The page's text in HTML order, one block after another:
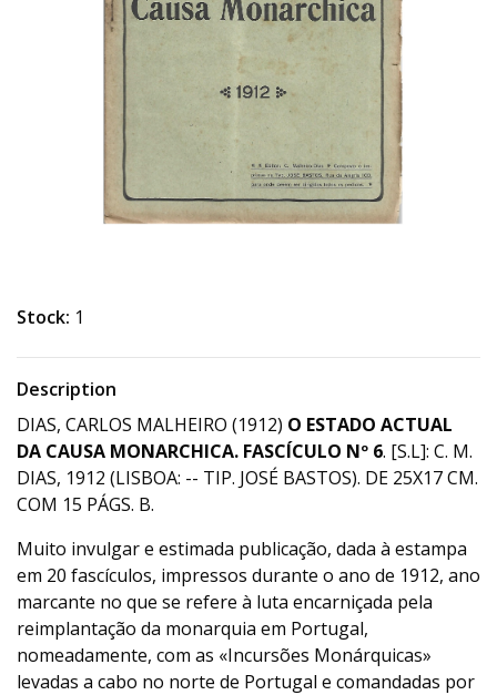
Stock: 1
Description
DIAS, CARLOS MALHEIRO (1912) O ESTADO ACTUAL
DA CAUSA MONARCHICA. FASCÍCULO Nº 6. [S.L]: C. M.
DIAS, 1912 (LISBOA: -- TIP. JOSÉ BASTOS). DE 25X17 CM.
COM 15 PÁGS. B.
Muito invulgar e estimada publicação, dada à estampa
em 20 fascículos, impressos durante o ano de 1912, ano
marcante no que se refere à luta encarniçada pela
reimplantação da monarquia em Portugal,
nomeadamente, com as «Incursões Monárquicas»
levadas a cabo no norte de Portugal e comandadas por